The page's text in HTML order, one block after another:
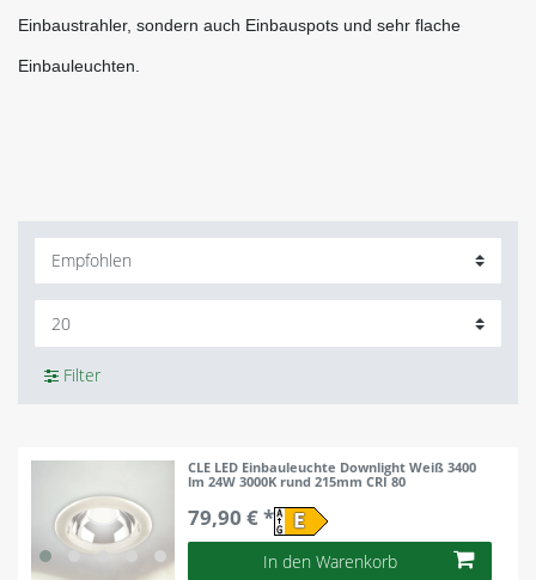
Einbaustrahler, sondern auch Einbauspots und sehr flache
Einbauleuchten.
Filter
CLE LED Einbauleuchte Downlight Weiß 3400
lm 24W 3000K rund 215mm CRI 80
79,90 € *
In den Warenkorb